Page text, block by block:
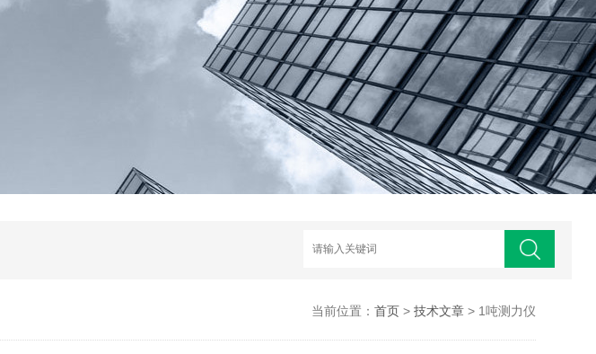
当前位置： 首页> 技术文章> 1吨测力仪